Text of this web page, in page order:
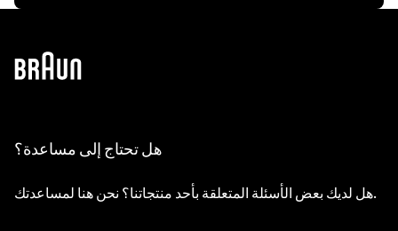
هل تحتاج إلى مساعدة؟
هل لديك بعض الأسئلة المتعلقة بأحد منتجاتنا؟ نحن هنا لمساعدتك.